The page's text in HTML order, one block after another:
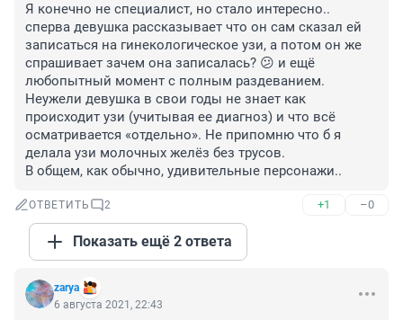
Я конечно не специалист, но стало интересно..
сперва девушка рассказывает что он сам сказал ей
записаться на гинекологическое узи, а потом он же
спрашивает зачем она записалась? 😕 и ещё
любопытный момент с полным раздеванием.
Неужели девушка в свои годы не знает как
происходит узи (учитывая ее диагноз) и что всё
осматривается «отдельно». Не припомню что б я
делала узи молочных желёз без трусов.
В общем, как обычно, удивительные персонажи..
ОТВЕТИТЬ 2 +1 –0
Показать ещё 2 ответа
zarya
6 августа 2021, 22:43